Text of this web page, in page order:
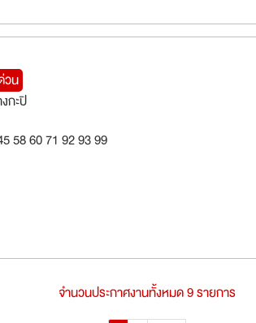
วน
กะปิ
58 60 71 92 93 99
จำนวนประกาศงานทั้งหมด 9 รายการ